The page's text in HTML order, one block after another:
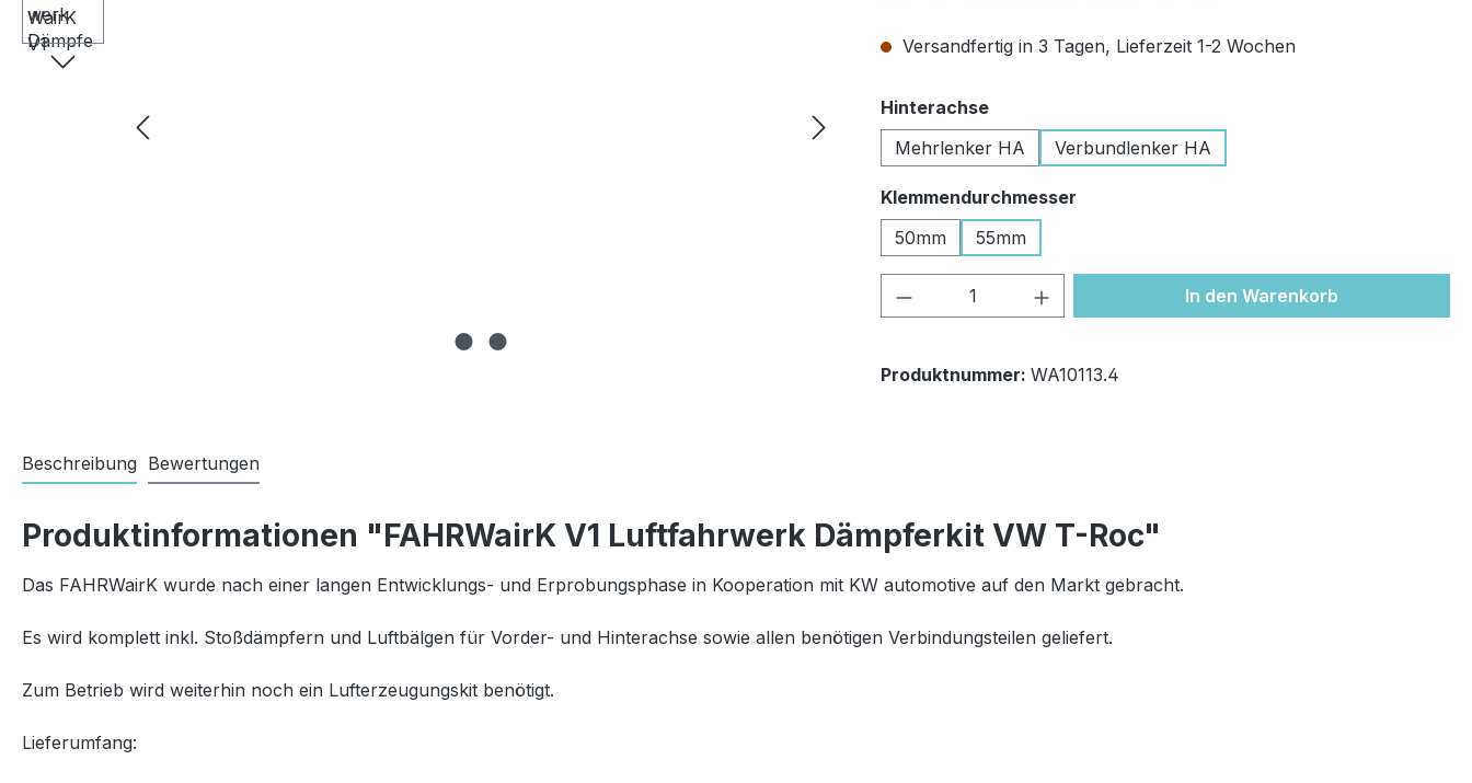
Versandfertig in 3 Tagen, Lieferzeit 1-2 Wochen
Hinterachseauswählen
Mehrlenker HA
Verbundlenker HA
Klemmendurchmesser
50mm
55mm
Produkt Anzahl: Gib den gewünschten Wert
In den Warenkorb
Produktnummer: WA10113.4
Beschreibung Bewertungen
Produktinformationen "FAHRWairK V1 Luftfahrwerk Dämpferkit VW T-Roc"
Das FAHRWairK wurde nach einer langen Entwicklungs- und Erprobungsphase in Kooperation mit KW automotive auf den Markt gebracht.
Es wird komplett inkl. Stoßdämpfern und Luftbälgen für Vorder- und Hinterachse sowie allen benötigen Verbindungsteilen geliefert.
Zum Betrieb wird weiterhin noch ein Lufterzeugungskit benötigt.
Lieferumfang: